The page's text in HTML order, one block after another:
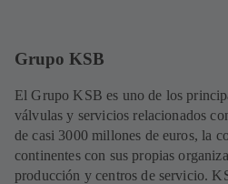
Grupo KSB
El Grupo KSB es uno de los
válvulas y servicios relacionados
de casi 3000 millones de euros, la
continentes con sus propias
producción y centros de servicio.